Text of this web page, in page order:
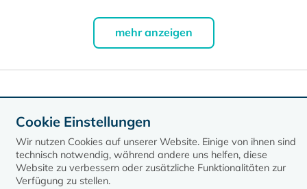
mehr anzeigen
Cookie Einstellungen
Wir nutzen Cookies auf unserer Website. Einige von ihnen sind
technisch notwendig, während andere uns helfen, diese
Website zu verbessern oder zusätzliche Funktionalitäten zur
Verfügung zu stellen.